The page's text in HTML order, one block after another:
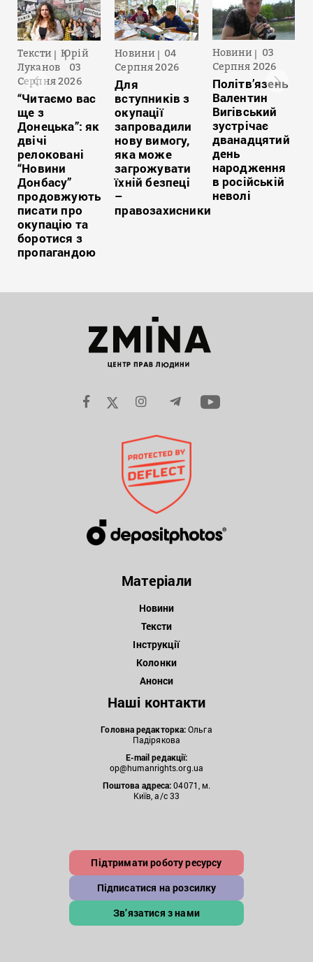
Тексти
Юрій
Луканов
03
Серпня 2026
“Читаємо вас
ще з
Донецька”: як
двічі
релоковані
“Новини
Донбасу”
продовжують
писати про
окупацію та
боротися з
пропагандою
Новини
04
Серпня 2026
Для
вступників з
окупації
запровадили
нову вимогу,
яка може
загрожувати
їхній безпеці
–
правозахисники
Новини
03
Серпня 2026
Політв’язень
Валентин
Вигівський
зустрічає
дванадцятий
день
народження
в російській
неволі
Матеріали
Новини
Тексти
Інструкції
Колонки
Анонси
Наші контакти
Головна редакторка:Ольга
Падірякова
E-mail редакції:
op@humanrights.org.ua
Поштова адреса:04071, м.
Київ, а/с 33
Підтримати роботу ресурсу
Підписатися на розсилку
Зв’язатися з нами